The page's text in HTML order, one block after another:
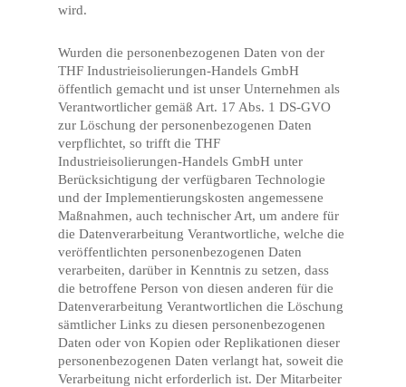
wird.
Wurden die personenbezogenen Daten von der
THF Industrieisolierungen-Handels GmbH
öffentlich gemacht und ist unser Unternehmen als
Verantwortlicher gemäß Art. 17 Abs. 1 DS-GVO
zur Löschung der personenbezogenen Daten
verpflichtet, so trifft die THF
Industrieisolierungen-Handels GmbH unter
Berücksichtigung der verfügbaren Technologie
und der Implementierungskosten angemessene
Maßnahmen, auch technischer Art, um andere für
die Datenverarbeitung Verantwortliche, welche die
veröffentlichten personenbezogenen Daten
verarbeiten, darüber in Kenntnis zu setzen, dass
die betroffene Person von diesen anderen für die
Datenverarbeitung Verantwortlichen die Löschung
sämtlicher Links zu diesen personenbezogenen
Daten oder von Kopien oder Replikationen dieser
personenbezogenen Daten verlangt hat, soweit die
Verarbeitung nicht erforderlich ist. Der Mitarbeiter